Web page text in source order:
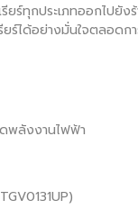
ยร์ทุกประเภทออกไปยั
ร์ได้อย่างมั่นใจตลอดก
พลังงานไฟฟ้า